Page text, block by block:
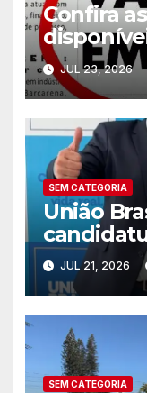
Confira
JUL 23, 2026
SEM CATEGORIA
União
Duarte a
JUL 21, 2026
SEM CATEGORIA